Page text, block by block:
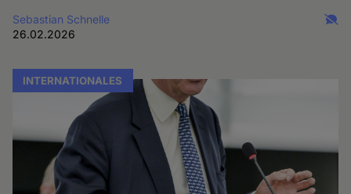
Sebastian Schnelle
26.02.2026
INTERNATIONALES